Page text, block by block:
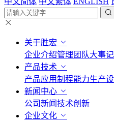
关于胜宏
企业介绍管理团队大事记
产品技术
产品应用制程能力生产
新闻中心
公司新闻技术创新
企业文化